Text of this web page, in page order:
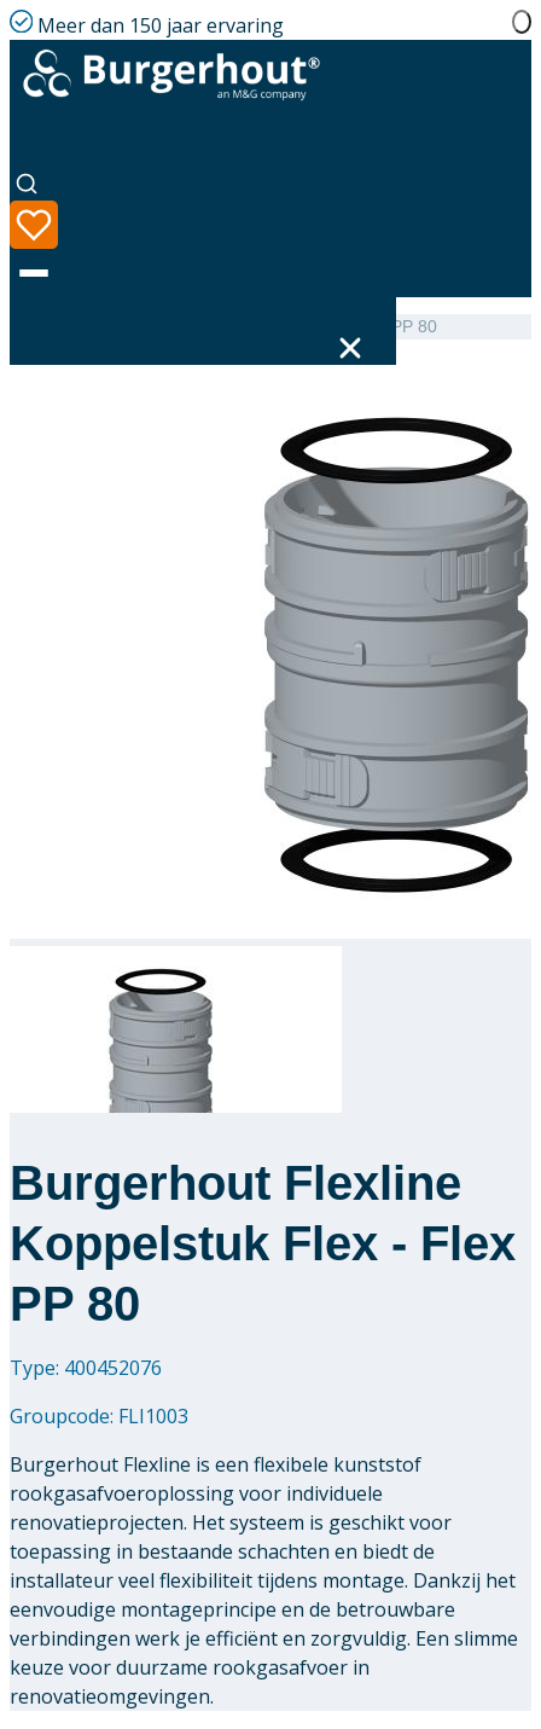
Meer dan 150 jaar ervaring
Flexline Adaptor Flex – Flex PP 80
Burgerhout Flexline
Koppelstuk Flex - Flex
PP 80
Type: 400452076
Groupcode: FLI1003
Burgerhout Flexline is een flexibele kunststof
rookgasafvoeroplossing voor individuele
renovatieprojecten. Het systeem is geschikt voor
toepassing in bestaande schachten en biedt de
installateur veel flexibiliteit tijdens montage. Dankzij het
eenvoudige montageprincipe en de betrouwbare
verbindingen werk je efficiënt en zorgvuldig. Een slimme
keuze voor duurzame rookgasafvoer in
renovatieomgevingen.